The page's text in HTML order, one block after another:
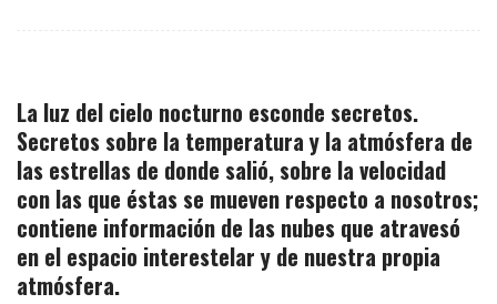
La luz del cielo nocturno esconde secretos.
Secretos sobre la temperatura y la atmósfera de
las estrellas de donde salió, sobre la velocidad
con las que éstas se mueven respecto a nosotros;
contiene información de las nubes que atravesó
en el espacio interestelar y de nuestra propia
atmósfera.